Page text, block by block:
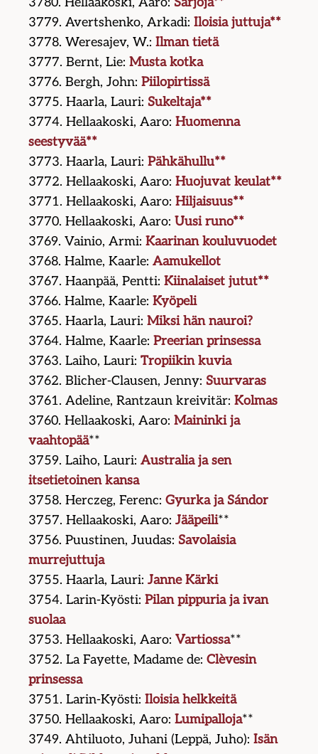
3779. Avertshenko, Arkadi:Iloisia juttuja**
3778. Weresajev, W.:Ilman tietä
3777. Bernt, Lie:Musta kotka
3776. Bergh, John:Piilopirtissä
3775. Haarla, Lauri:Sukeltaja**
3774. Hellaakoski, Aaro:Huomenna
seestyvää**
3773. Haarla, Lauri:Pähkähullu**
3772. Hellaakoski, Aaro:Huojuvat keulat**
3771. Hellaakoski, Aaro:Hiljaisuus**
3770. Hellaakoski, Aaro:Uusi runo**
3769. Vainio, Armi:Kaarinan kouluvuodet
3768. Halme, Kaarle:Aamukellot
3767. Haanpää, Pentti:Kiinalaiset jutut**
3766. Halme, Kaarle:Kyöpeli
3765. Haarla, Lauri:Miksi hän nauroi?
3764. Halme, Kaarle:Preerian prinsessa
3763. Laiho, Lauri:Tropiikin kuvia
3762. Blicher-Clausen, Jenny:Suurvaras
3761. Adeline, Rantzaun kreivitär:Kolmas
3760. Hellaakoski, Aaro:Maininki ja
vaahtopää**
3759. Laiho, Lauri:Australia ja sen
itsetietoinen kansa
3758. Herczeg, Ferenc:Gyurka ja Sándor
3757. Hellaakoski, Aaro:Jääpeili**
3756. Puustinen, Juudas:Savolaisia
murrejuttuja
3755. Haarla, Lauri:Janne Kärki
3754. Larin-Kyösti:Pilan pippuria ja ivan
suolaa
3753. Hellaakoski, Aaro:Vartiossa**
3752. La Fayette, Madame de:Clèvesin
prinsessa
3751. Larin-Kyösti:Iloisia helkkeitä
3750. Hellaakoski, Aaro:Lumipalloja**
3749. Ahtiluoto, Juhani (Leppä, Juho):Isän